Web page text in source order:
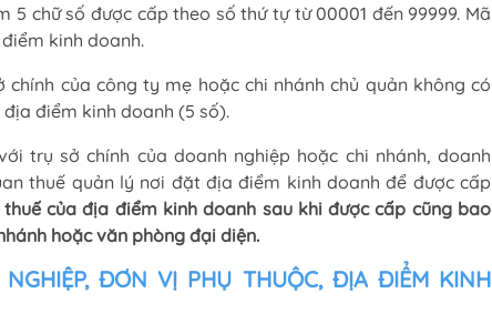
chữ số được cấp theo số thứ tự từ 00001 đến 99999. Mã
kinh doanh.
của công ty mẹ hoặc chi nhánh chủ quản không có
điểm kinh doanh (5 số).
trụ sở chính của doanh nghiệp hoặc chi nhánh, doanh
thuế quản lý nơi đặt địa điểm kinh doanh để được cấp
thuế của địa điểm kinh doanh sau khi được cấp cũng bao
hoặc văn phòng đại diện.
ĐƠN VỊ PHỤ THUỘC, ĐỊA ĐIỂM KINH